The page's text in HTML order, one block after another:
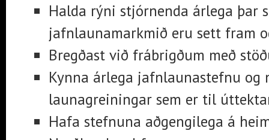
Halda rýni stjórnenda árlega þar
jafnlaunamarkmið eru sett fram
Bregðast við frábrigðum með
Kynna árlega jafnlaunastefnu og
launagreiningar sem er til
Hafa stefnuna aðgengilega á